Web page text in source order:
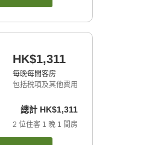
HK$1,311
每晚每間客房
包括稅項及其他費用
總計 HK$1,311
2 位住客 1 晚 1 間房